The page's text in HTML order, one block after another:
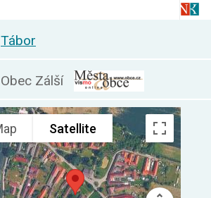
Tábor
Obec Zálší